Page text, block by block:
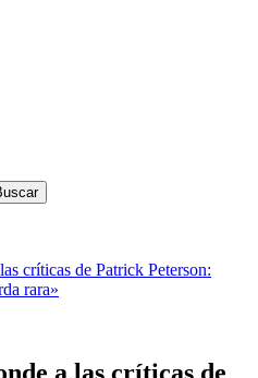
críticas de Patrick Peterson:
rara»